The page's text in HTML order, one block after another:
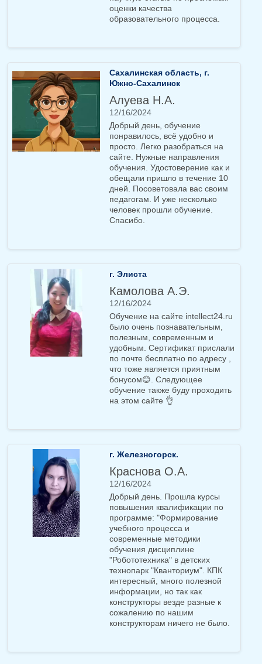
оценки качества
образовательного процесса.
Сахалинская область, г.
Южно-Сахалинск
Алуева Н.А.
12/16/2024
Добрый день, обучение
понравилось, всё удобно и
просто. Легко разобраться на
сайте. Нужные направления
обучения. Удостоверение как и
обещали пришло в течение 10
дней. Посоветовала вас своим
педагогам. И уже несколько
человек прошли обучение.
Спасибо.
г. Элиста
Камолова А.Э.
12/16/2024
Обучение на сайте intellect24.ru
было очень познавательным,
полезным, современным и
удобным. Сертификат прислали
по почте бесплатно по адресу ,
что тоже является приятным
бонусом😊. Следующее
обучение также буду проходить
на этом сайте 👌
г. Железногорск.
Краснова О.А.
12/16/2024
Добрый день. Прошла курсы
повышения квалификации по
программе: "Формирование
учебного процесса и
современные методики
обучения дисциплине
"Робототехника" в детских
технопарк "Кванториум". КПК
интересный, много полезной
информации, но так как
конструкторы везде разные к
сожалению по нашим
конструкторам ничего не было.